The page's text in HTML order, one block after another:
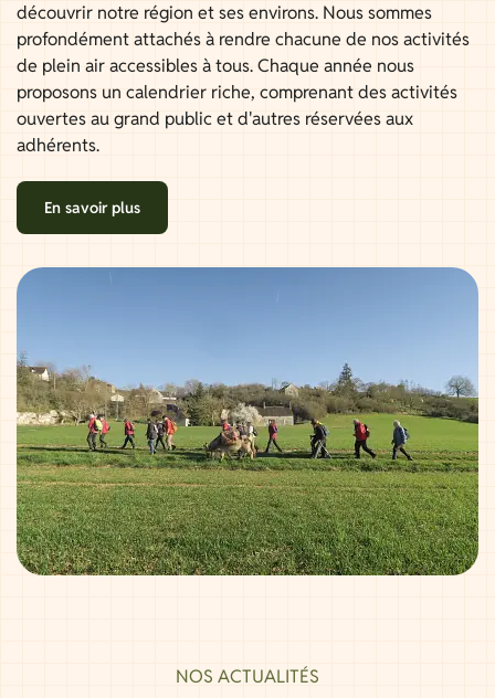
découvrir notre région et ses environs. Nous sommes
profondément attachés à rendre chacune de nos activités
de plein air accessibles à tous. Chaque année nous
proposons un calendrier riche, comprenant des activités
ouvertes au grand public et d'autres réservées aux
adhérents.
En savoir plus
NOS ACTUALITÉS